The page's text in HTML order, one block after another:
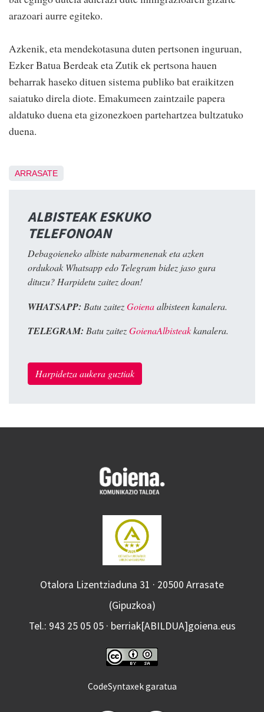
arazoari aurre egiteko.
Azkenik, eta mendekotasuna duten pertsonen inguruan,
Ezker Batua Berdeak eta Zutik ek pertsona hauen
beharrak haseko dituen sistema publiko bat eraikitzen
saiatuko direla diote. Emakumeen zaintzaile papera
aldatuko duena eta gizonezkoen partehartzea bultzatuko
duena.
ARRASATE
ALBISTEAK ESKUKO
TELEFONOAN
Debagoieneko albiste nabarmenenak eta azken
ordukoak Whatsapp edo Telegram bidez jaso gura
dituzu? Harpidetu zaitez doan!
WHATSAPP: Batu zaitezGoienaalbisteen kanalera.
TELEGRAM: Batu zaitezGoienaAlbisteakkanalera.
Harpidetza aukera guztiak
Otalora Lizentziaduna 31 · 20500 Arrasate
(Gipuzkoa)
Tel.: 943 25 05 05 · berriak[ABILDUA]goiena.eus
CodeSyntaxek garatua